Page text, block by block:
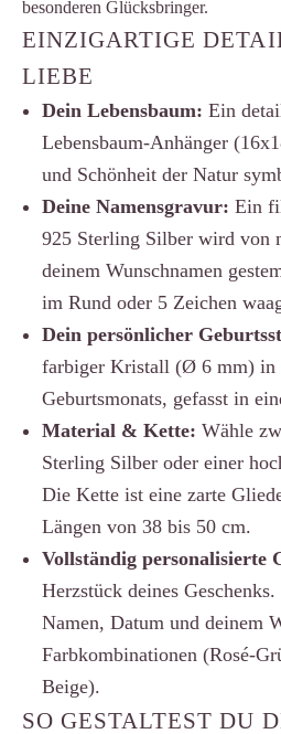
besonderen Glücksbringer.
EINZIGARTIGE
LIEBE
Dein Lebensbaum: Ein
Lebensbaum-Anhänger
und Schönheit der Natur
Deine Namensgravur: Ein
925 Sterling Silber wird von
deinem Wunschnamen
im Rund oder 5 Zeichen
Dein persönlicher
farbiger Kristall (Ø 6 mm) in
Geburtsmonats, gefasst in
Material & Kette: Wähle
Sterling Silber oder einer
Die Kette ist eine zarte
Längen von 38 bis 50 cm.
Vollständig personalisierte
Herzstück deines
Namen, Datum und deinem
Farbkombinationen (Rosé-
Beige).
SO GESTALTEST DU